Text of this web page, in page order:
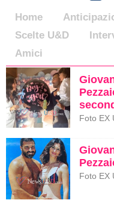
Home
Scelte U&D
Amici
Foto EX
Foto EX